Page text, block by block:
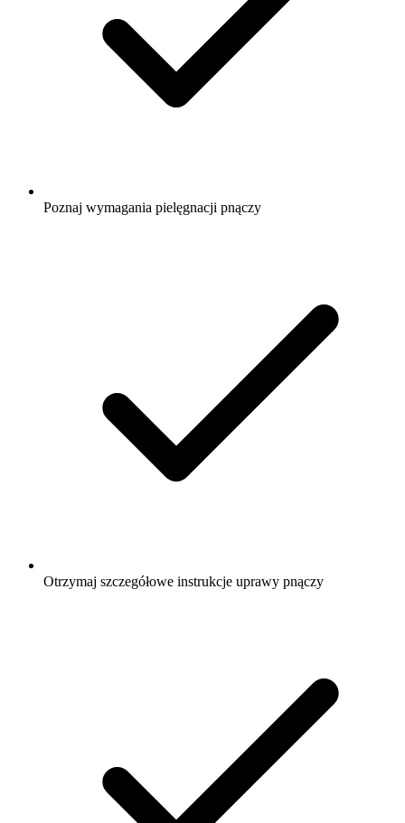
Poznaj wymagania pielęgnacji pnączy
Otrzymaj szczegółowe instrukcje uprawy pnączy